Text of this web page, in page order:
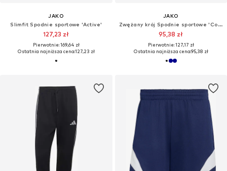
JAKO
Slimfit Spodnie sportowe 'Active'
127,23 zł
Pierwotnie: 169,64 zł
Ostatnia najniższa cena:127,23 zł
JAKO
Zwężany krój Spodnie sportowe 'Competition 2.0'
95,38 zł
Pierwotnie: 127,17 zł
Ostatnia najniższa cena:95,38 zł